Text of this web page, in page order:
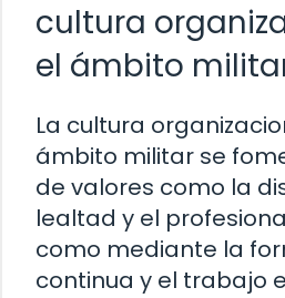
cultura
el ámbito
La cultura
ámbito militar se
de valores como la
lealtad y el
como mediante la
continua y el trabajo